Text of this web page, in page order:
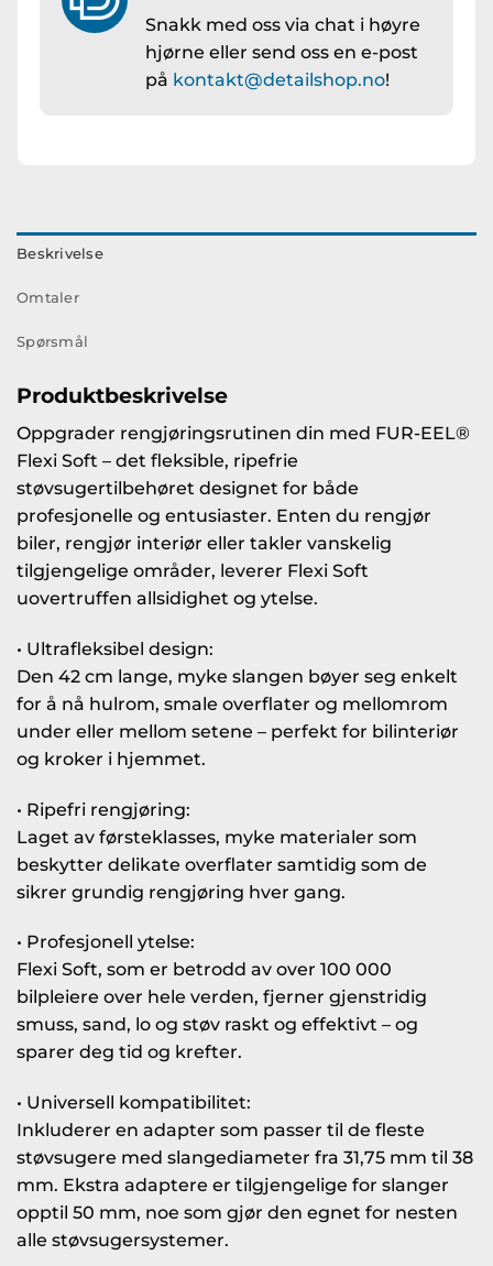
Snakk med oss via chat i høyre
hjørne eller send oss en e-post
på kontakt@detailshop.no!
Beskrivelse
Omtaler
Spørsmål
Produktbeskrivelse
Oppgrader rengjøringsrutinen din med FUR-EEL®
Flexi Soft – det fleksible, ripefrie
støvsugertilbehøret designet for både
profesjonelle og entusiaster. Enten du rengjør
biler, rengjør interiør eller takler vanskelig
tilgjengelige områder, leverer Flexi Soft
uovertruffen allsidighet og ytelse.
• Ultrafleksibel design:
Den 42 cm lange, myke slangen bøyer seg enkelt
for å nå hulrom, smale overflater og mellomrom
under eller mellom setene – perfekt for bilinteriør
og kroker i hjemmet.
• Ripefri rengjøring:
Laget av førsteklasses, myke materialer som
beskytter delikate overflater samtidig som de
sikrer grundig rengjøring hver gang.
• Profesjonell ytelse:
Flexi Soft, som er betrodd av over 100 000
bilpleiere over hele verden, fjerner gjenstridig
smuss, sand, lo og støv raskt og effektivt – og
sparer deg tid og krefter.
• Universell kompatibilitet:
Inkluderer en adapter som passer til de fleste
støvsugere med slangediameter fra 31,75 mm til 38
mm. Ekstra adaptere er tilgjengelige for slanger
opptil 50 mm, noe som gjør den egnet for nesten
alle støvsugersystemer.